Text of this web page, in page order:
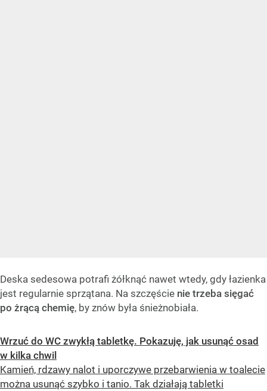
Deska sedesowa potrafi żółknąć nawet wtedy, gdy łazienka
jest regularnie sprzątana. Na szczęście nie trzeba sięgać
po żrącą chemię, by znów była śnieżnobiała.
Wrzuć do WC zwykłą tabletkę. Pokazuję, jak usunąć osad
w kilka chwil
Kamień, rdzawy nalot i uporczywe przebarwienia w toalecie
można usunąć szybko i tanio. Tak działają tabletki